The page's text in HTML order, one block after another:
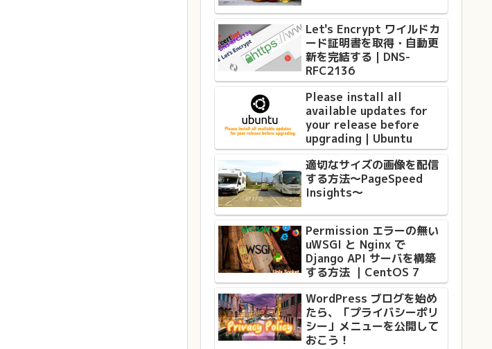
Let's Encrypt ワイルドカ
ード証明書を取得・自動更
新を完結する｜DNS-
RFC2136
Please install all
available updates for
your release before
upgrading｜Ubuntu
適切なサイズの画像を配信
する方法〜PageSpeed
Insights〜
Permission エラーの無い
uWSGI と Nginx で
Django API サーバを構築
する方法 ｜CentOS 7
WordPress ブログを始め
たら、「プライバシーポリ
シー」メニューを公開して
おこう！